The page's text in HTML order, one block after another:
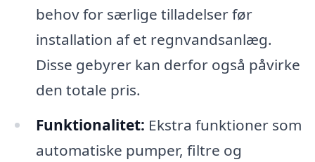
behov for særlige tilladelser før
installation af et regnvandsanlæg.
Disse gebyrer kan derfor også påvirke
den totale pris.
Funktionalitet: Ekstra funktioner som
automatiske pumper, filtre og